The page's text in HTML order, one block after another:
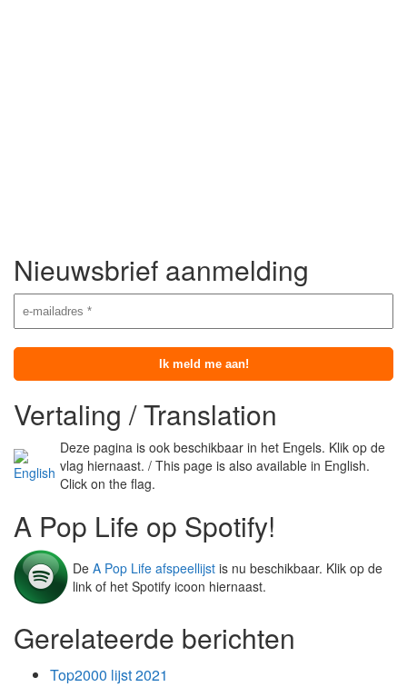
Nieuwsbrief aanmelding
Vertaling / Translation
Deze pagina is ook beschikbaar in het Engels. Klik op de
vlag hiernaast. / This page is also available in English.
Click on the flag.
A Pop Life op Spotify!
De A Pop Life afspeellijst is nu beschikbaar. Klik op de
link of het Spotify icoon hiernaast.
Gerelateerde berichten
Top2000 lijst 2021